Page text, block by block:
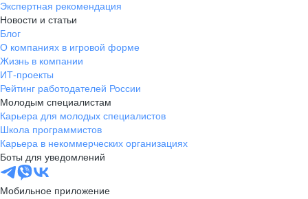
Экспертная рекомендация
Новости и статьи
Блог
О компаниях в игровой форме
Жизнь в компании
ИТ-проекты
Рейтинг работодателей России
Молодым специалистам
Карьера для молодых специалистов
Школа программистов
Карьера в некоммерческих организациях
Боты для уведомлений
Мобильное приложение